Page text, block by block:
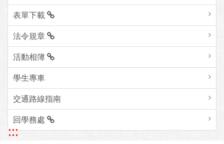
表單下載
法令規章
活動相簿
學生專車
交通路線指南
回學務處
:::